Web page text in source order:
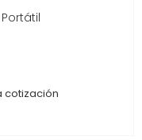
cotización